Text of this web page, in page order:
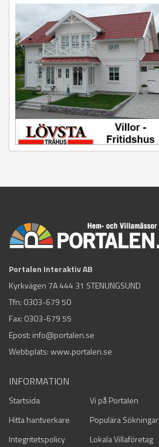
Portalen Interaktiv AB
Kyrkvägen 7A 444 31 STENUNGSUND
Tfn: 0303-679 50
Fax: 0303-679 55
Epost: info@portalen.se
Webbplats: www.portalen.se
INFORMATION
Startsida Vi på Portalen
Hitta hantverkare
Populära Sökningar
Integritetspolicy
Lokala Villaföretag